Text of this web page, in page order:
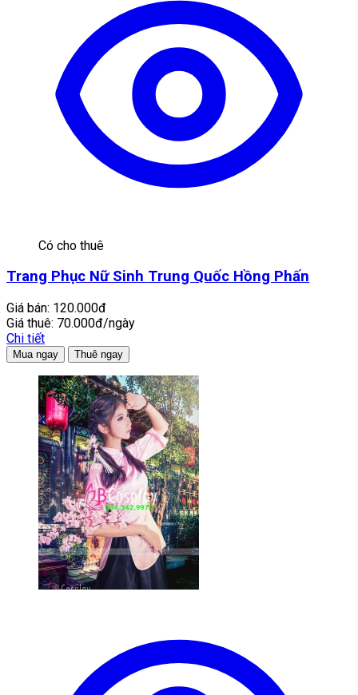
Có cho thuê
Trang Phục Nữ Sinh Trung Quốc Hồng Phấn
Giá bán: 120.000đ
Giá thuê: 70.000đ/ngày
Chi tiết
Mua ngay Thuê ngay